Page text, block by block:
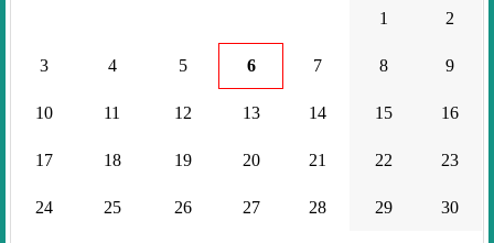
1 2
3 4 5 6 7 8 9
10 11 12 13 14 15 16
17 18 19 20 21 22 23
24 25 26 27 28 29 30